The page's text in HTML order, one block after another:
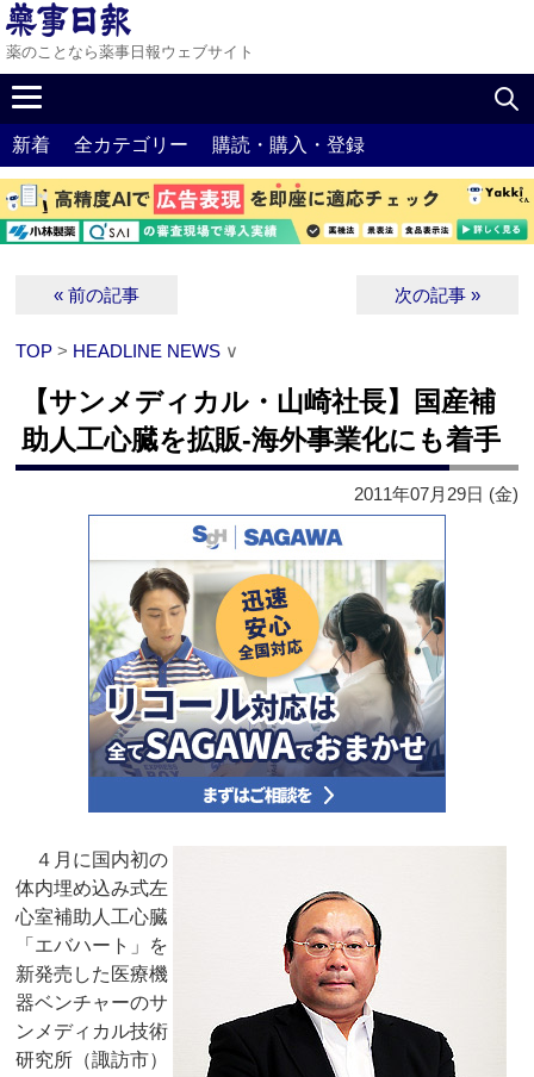
薬のことなら薬事日報ウェブサイト
新着 全カテゴリー 購読・購入・登録
« 前の記事 次の記事 »
TOP > HEADLINE NEWS ∨
【サンメディカル・山崎社長】国産補
助人工心臓を拡販‐海外事業化にも着手
2011年07月29日 (金)
４月に国内初の
体内埋め込み式左
心室補助人工心臓
「エバハート」を
新発売した医療機
器ベンチャーのサ
ンメディカル技術
研究所（諏訪市）